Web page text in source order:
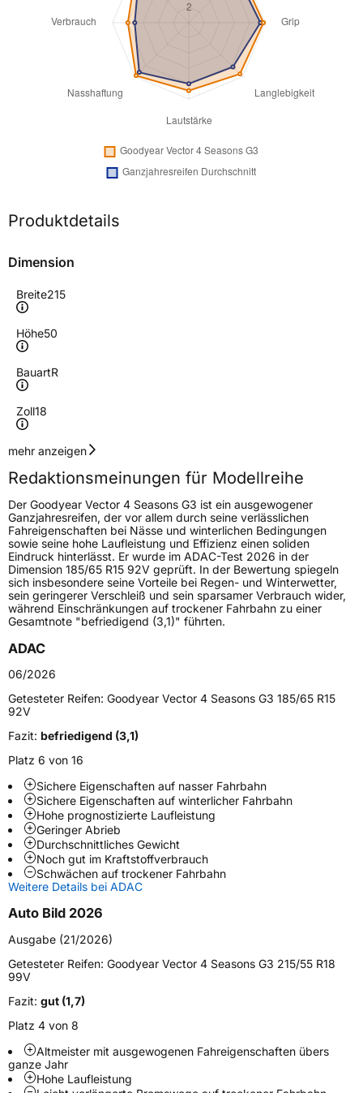
Produktdetails
Dimension
Breite215
Höhe50
BauartR
Zoll18
Geschwindigkeitsindex
Höchstgeschwindigkeit
270 km/h
Lastindex92
Höchstlast630 kg
Gewicht (in kg)10,5 kg
Generelle Merkmale
Fahrzeugtyp
Verwendung
Modellname Vector 4 Seasons G3
Fahrzeugart
Weitere Eigenschaften
SchlauchtypTL
ZustandNeureifen
M+SJa
EU Label
Effizienz
Rollgeräusch (Klasse)B
mehr anzeigen
Redaktionsmeinungen für Modellreihe
Der Goodyear Vector 4 Seasons G3 ist ein ausgewogener
Ganzjahresreifen, der vor allem durch seine verlässlichen
Fahreigenschaften bei Nässe und winterlichen Bedingungen
sowie seine hohe Laufleistung und Effizienz einen soliden
Eindruck hinterlässt. Er wurde im ADAC-Test 2026 in der
Dimension 185/65 R15 92V geprüft. In der Bewertung spiegeln
sich insbesondere seine Vorteile bei Regen- und Winterwetter,
sein geringerer Verschleiß und sein sparsamer Verbrauch wider,
während Einschränkungen auf trockener Fahrbahn zu einer
Gesamtnote "befriedigend (3,1)" führten.
ADAC
06/2026
Getesteter Reifen: Goodyear Vector 4 Seasons G3 185/65 R15
92V
Fazit: befriedigend (3,1)
Platz 6 von 16
Sichere Eigenschaften auf nasser Fahrbahn
Sichere Eigenschaften auf winterlicher Fahrbahn
Hohe prognostizierte Laufleistung
Geringer Abrieb
Durchschnittliches Gewicht
Noch gut im Kraftstoffverbrauch
Schwächen auf trockener Fahrbahn
Weitere Details bei ADAC
Auto Bild 2026
Ausgabe (21/2026)
Getesteter Reifen: Goodyear Vector 4 Seasons G3 215/55 R18
99V
Fazit: gut (1,7)
Platz 4 von 8
Altmeister mit ausgewogenen Fahreigenschaften übers
ganze Jahr
Hohe Laufleistung